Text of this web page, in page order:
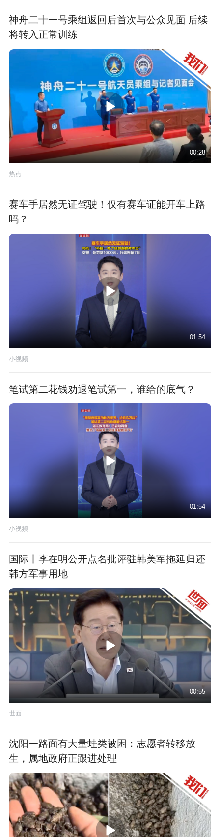
神舟二十一号乘组返回后首次与公众见面 后续
将转入正常训练
00:28
热点
赛车手居然无证驾驶！仅有赛车证能开车上路
吗？
01:54
小视频
笔试第二花钱劝退笔试第一，谁给的底气？
01:54
小视频
国际丨李在明公开点名批评驻韩美军拖延归还
韩方军事用地
00:55
世面
沈阳一路面有大量蛙类被困：志愿者转移放
生，属地政府正跟进处理